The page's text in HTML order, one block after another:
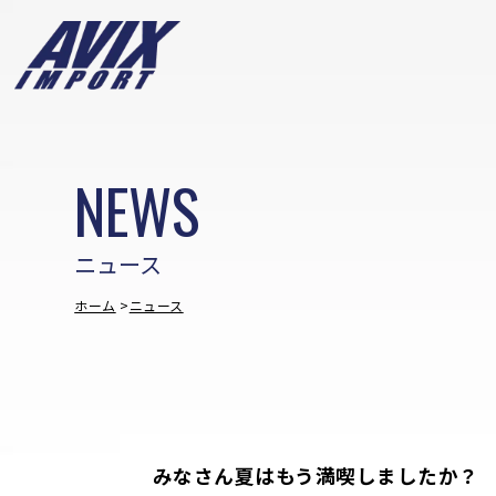
ニュース
NEWS
ホーム ニュース
みなさん夏はもう満喫しましたか？